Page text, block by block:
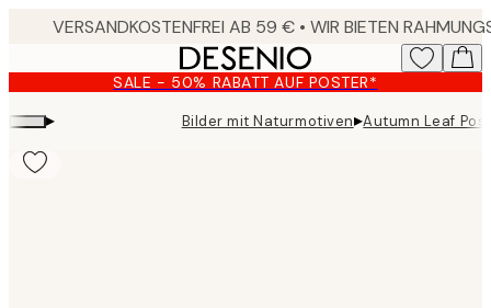
content.
SALE - 50% RABATT AUF POSTER*
▸ Bilder mit Naturmotiven▸Autumn Leaf